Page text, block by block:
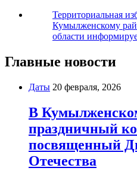
Территориальная
Кумылженскому
области
Главные новости
Даты 20 февраля, 2026
В
праздничный
посвященный
Отечества